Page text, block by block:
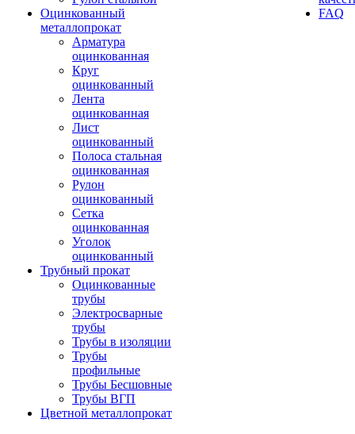
Оцинкованный
металлопрокат
Арматура
оцинкованная
Круг
оцинкованный
Лента
оцинкованная
Лист
оцинкованный
Полоса стальная
оцинкованная
Рулон
оцинкованный
Сетка
оцинкованная
Уголок
оцинкованный
Трубный прокат
Оцинкованные
трубы
Электросварные
трубы
Трубы в изоляции
Трубы
профильные
Трубы Бесшовные
Трубы ВГП
Цветной металлопрокат
FAQ